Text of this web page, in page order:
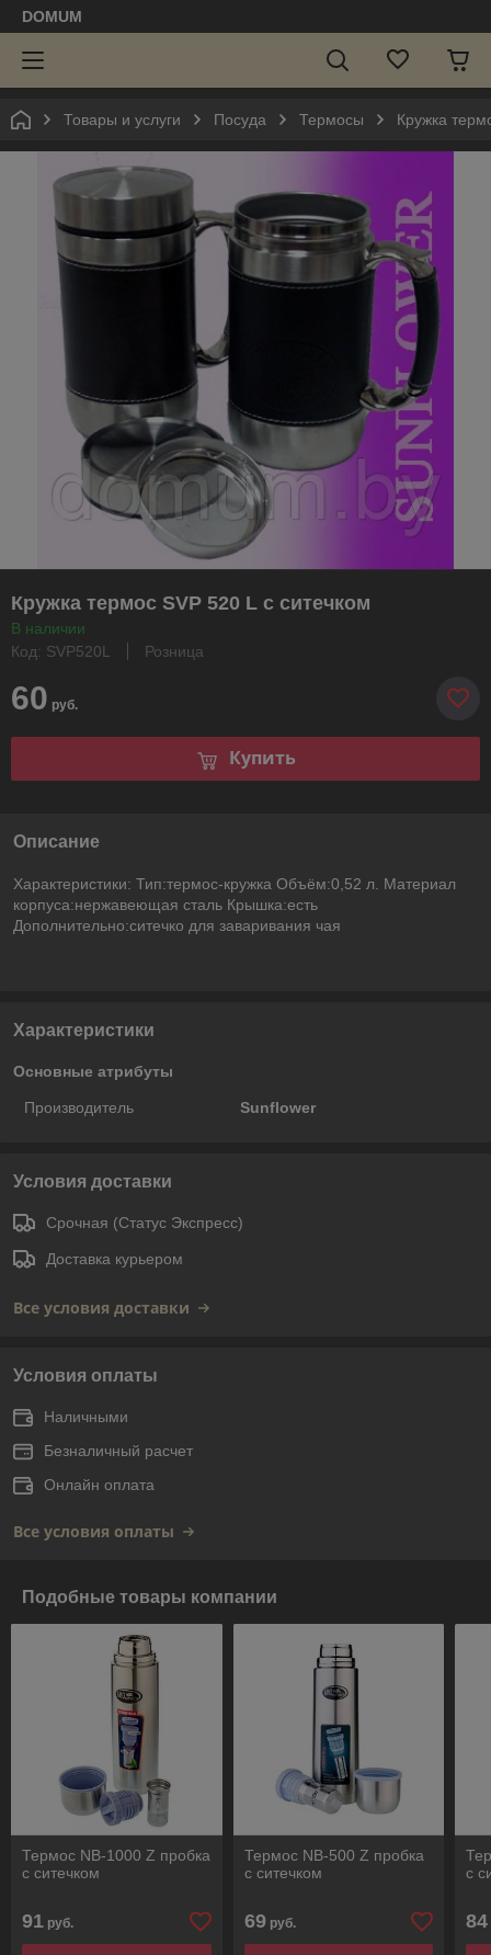
DOMUM
Товары и услуги Посуда Термосы Кружка
Кружка термос SVP 520 L с ситечком
В наличии
Код: SVP520L
Розница
60 руб.
Купить
Описание
Характеристики: Тип:термос-кружка Объём:0,52 л. Материал
корпуса:нержавеющая сталь Крышка:есть
Дополнительно:ситечко для заваривания чая
Характеристики
Основные атрибуты
Производитель Sunflower
Условия доставки
Срочная (Статус Экспресс)
Доставка курьером
Все условия доставки
Условия оплаты
Наличными
Безналичный расчет
Онлайн оплата
Все условия оплаты
Подобные товары компании
Термос NВ-1000 Z пробка
с ситечком
91 руб.
Термос NВ-500 Z пробка
с ситечком
69руб.
с
84